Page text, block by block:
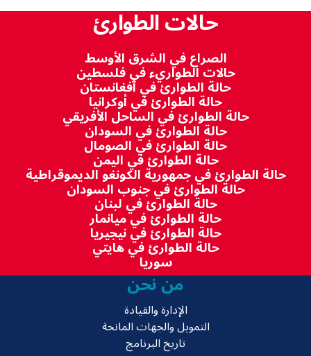
حالات الطوارئ
الصراع في الشرق الأوسط
حالات الطواريء في فلسطين
حالة الطوارئ في أفغانستان
حالة الطوارئ في أوكرانيا
حالة الطوارئ في الساحل الأفريقي
حالة الطوارئ في السودان
حالة الطوارئ في الصومال
حالة الطوارئ في اليمن
حالة الطوارئ في جمهورية الكونغو الديموقراطية
حالة الطوارئ في جنوب السودان
حالة الطوارئ في لبنان
حالة الطوارئ في ميانمار
حالة الطوارئ في نيجيريا
حالة الطوارئ في هايتي
سوريا
من نحن
الإدارة والقيادة
التمويل والجهات المانحة
تاريخ البرنامج